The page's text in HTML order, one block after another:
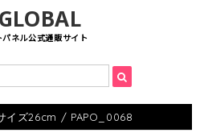
ネル公式通販サイト
イズ26cm / PAPO_0068